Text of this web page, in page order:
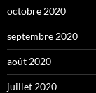
octobre 2020
septembre 2020
août 2020
juillet 2020